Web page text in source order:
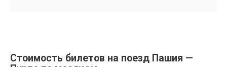
Стоимость билетов на поезд Пашия —